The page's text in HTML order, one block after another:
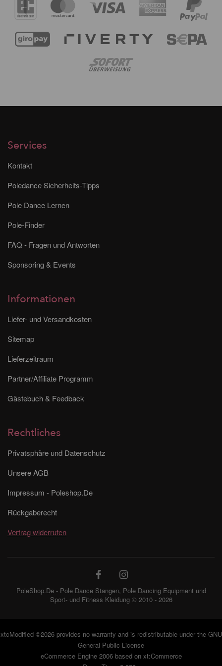
Services
Kontakt
Poledance Sicherheits-Tipps
Pole Dance Lernen
Pole-Finder
FAQ - Fragen und Antworten
Sponsoring & Events
Informationen
Liefer- und Versandkosten
Sitemap
Lieferzeitraum
Partner/Affiliate Programm
Gästebuch & Feedback
Rechtliches
Privatsphäre und Datenschutz
Unsere AGB
Impressum - Poleshop.De
Rückgaberecht
Vertrag widerrufen
PoleShop.De - Pole Dance Stangen, Pole Dancing Equipment und
Sport- und Fitness Kleidung © 2010 - 2026
xtcModified©2026 provides no warranty and is redistributable under the GNU
General Public License
eCommerce Engine 2006 based on xt:Commerce